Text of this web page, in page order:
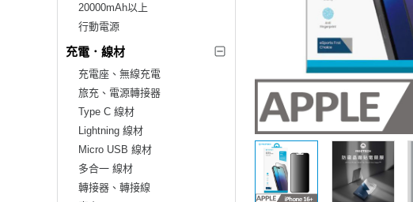
20000mAh以上
行動電源
充電．線材
充電座、無線充電
旅充、電源轉接器
Type C 線材
Lightning 線材
Micro USB 線材
多合一 線材
轉接器、轉接線